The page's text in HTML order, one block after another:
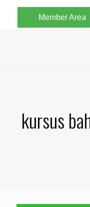
Member Area
kursus